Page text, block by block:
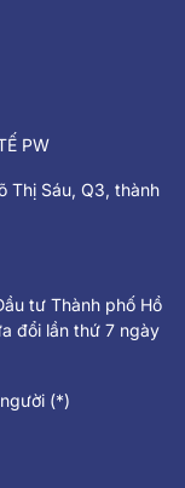
PW
Thị Sáu, Q3, thành
tư Thành phố Hồ
đổi lần thứ 7 ngày
(*)